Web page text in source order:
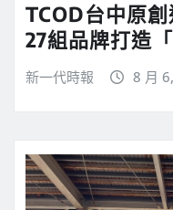
TCOD台中原
27組品牌打造
新一代時報 8 月